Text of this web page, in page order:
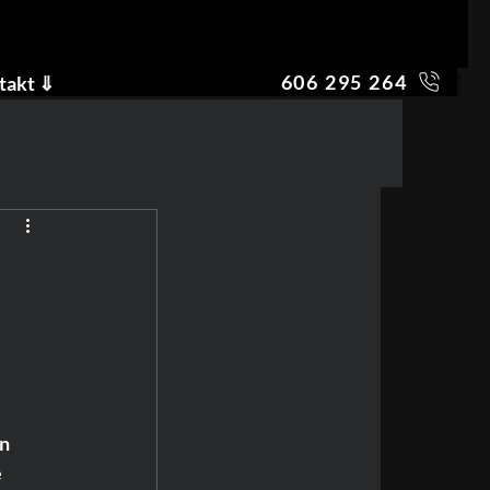
⇓ 606 295 264